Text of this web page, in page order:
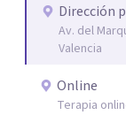
múltiples
formación de
en congresos
la formación e
Dirección
Av. del
Valencia
Online
Terapia